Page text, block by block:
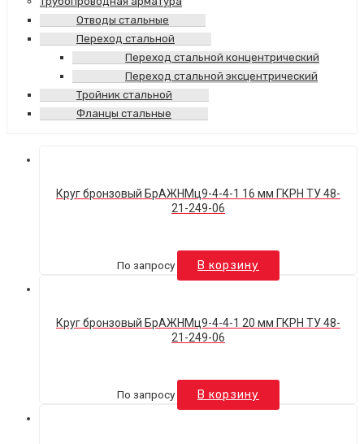
Отводы стальные
Переход стальной
Переход стальной концентрический
Переход стальной эксцентрический
Тройник стальной
Фланцы стальные
Круг бронзовый БрАЖНМц9-4-4-1 16 мм ГКРН ТУ 48-
21-249-06
По запросу В корзину
Круг бронзовый БрАЖНМц9-4-4-1 20 мм ГКРН ТУ 48-
21-249-06
По запросу В корзину